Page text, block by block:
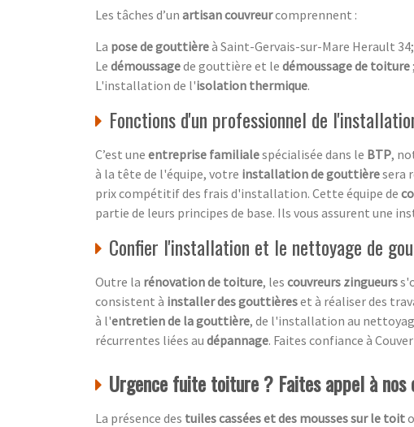
Les tâches d’un artisan couvreurcomprennent :
La pose de gouttièreà Saint-Gervais-sur-Mare Herault 34;
Le démoussagede gouttière et le démoussage de toiture ;
L'installation de l'isolation thermique.
Fonctions d'un professionnel de
C’est une entreprise familialespécialisée dans le BTP,
à la tête de l'équipe, votre installation de gouttièresera
prix compétitif des frais d'installation. Cette équipe de
partie de leurs principes de base. Ils vous assurent une
Confier l'installation et le nettoyage de
Outre la rénovation de toiture, les couvreurs zingueurs
consistent à installer des gouttièreset à réaliser des
à l'entretien de la gouttière, de l'installation au
récurrentes liées au dépannage. Faites confiance à
Urgence fuite toiture ? Faites appel à
La présence des tuiles cassées et des mousses sur le toit